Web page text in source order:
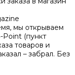
мы открываем
Point (пункт
товаров и
– забрал. Без